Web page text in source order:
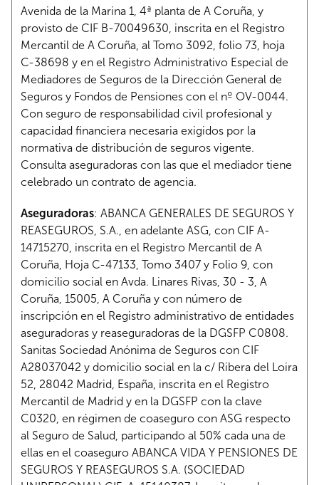
Avenida de la Marina 1, 4ª planta de A Coruña, y
provisto de CIF B-70049630, inscrita en el Registro
Mercantil de A Coruña, al Tomo 3092, folio 73, hoja
C-38698 y en el Registro Administrativo Especial de
Mediadores de Seguros de la Dirección General de
Seguros y Fondos de Pensiones con el nº OV-0044.
Con seguro de responsabilidad civil profesional y
capacidad financiera necesaria exigidos por la
normativa de distribución de seguros vigente.
Consulta aseguradoras con las que el mediador tiene
celebrado un contrato de agencia.
Aseguradoras: ABANCA GENERALES DE SEGUROS Y
REASEGUROS, S.A., en adelante ASG, con CIF A-
14715270, inscrita en el Registro Mercantil de A
Coruña, Hoja C-47133, Tomo 3407 y Folio 9, con
domicilio social en Avda. Linares Rivas, 30 - 3, A
Coruña, 15005, A Coruña y con número de
inscripción en el Registro administrativo de entidades
aseguradoras y reaseguradoras de la DGSFP C0808.
Sanitas Sociedad Anónima de Seguros con CIF
A28037042 y domicilio social en la c/ Ribera del Loira
52, 28042 Madrid, España, inscrita en el Registro
Mercantil de Madrid y en la DGSFP con la clave
C0320, en régimen de coaseguro con ASG respecto
al Seguro de Salud, participando al 50% cada una de
ellas en el coaseguro ABANCA VIDA Y PENSIONES DE
SEGUROS Y REASEGUROS S.A. (SOCIEDAD